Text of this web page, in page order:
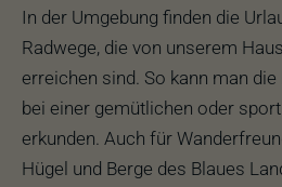
In der Umgebung finden die
Radwege, die von unserem
erreichen sind. So kann man
bei einer gemütlichen oder
erkunden. Auch für
Hügel und Berge des Blaues